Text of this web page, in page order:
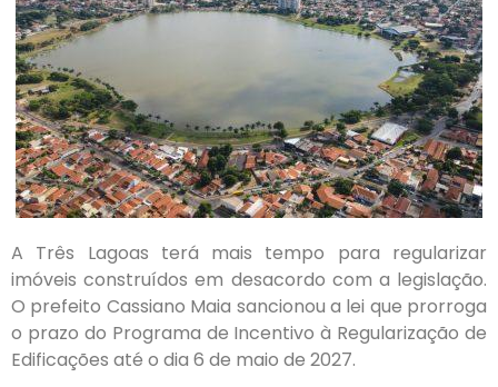
A Três Lagoas terá mais tempo para regularizar
imóveis construídos em desacordo com a legislação.
O prefeito Cassiano Maia sancionou a lei que prorroga
o prazo do Programa de Incentivo à Regularização de
Edificações até o dia 6 de maio de 2027.